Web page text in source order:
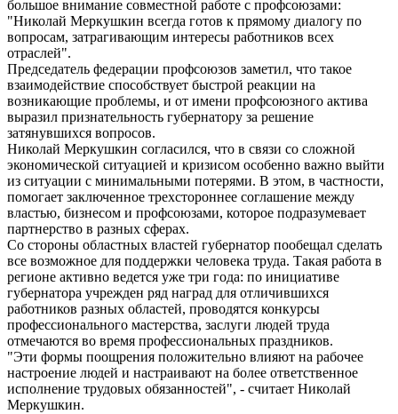
большое внимание совместной работе с профсоюзами:
"Николай Меркушкин всегда готов к прямому диалогу по
вопросам, затрагивающим интересы работников всех
отраслей".
Председатель федерации профсоюзов заметил, что такое
взаимодействие способствует быстрой реакции на
возникающие проблемы, и от имени профсоюзного актива
выразил признательность губернатору за решение
затянувшихся вопросов.
Николай Меркушкин согласился, что в связи со сложной
экономической ситуацией и кризисом особенно важно выйти
из ситуации с минимальными потерями. В этом, в частности,
помогает заключенное трехстороннее соглашение между
властью, бизнесом и профсоюзами, которое подразумевает
партнерство в разных сферах.
Со стороны областных властей губернатор пообещал сделать
все возможное для поддержки человека труда. Такая работа в
регионе активно ведется уже три года: по инициативе
губернатора учрежден ряд наград для отличившихся
работников разных областей, проводятся конкурсы
профессионального мастерства, заслуги людей труда
отмечаются во время профессиональных праздников.
"Эти формы поощрения положительно влияют на рабочее
настроение людей и настраивают на более ответственное
исполнение трудовых обязанностей", - считает Николай
Меркушкин.